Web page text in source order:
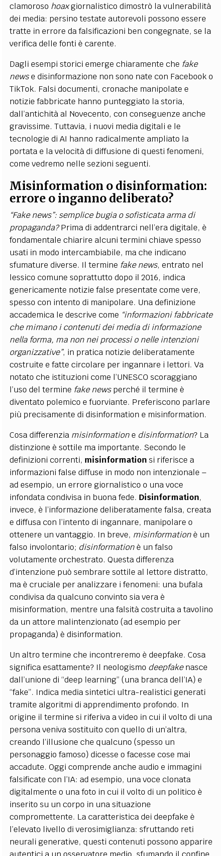
clamoroso hoaxgiornalistico dimostrò la vulnerabilità
dei media: persino testate autorevoli possono essere
tratte in errore da falsificazioni ben congegnate, se la
verifica delle fonti è carente.
Dagli esempi storici emerge chiaramente che fake
newse disinformazione non sono nate con Facebook o
TikTok. Falsi documenti, cronache manipolate e
notizie fabbricate hanno punteggiato la storia,
dall’antichità al Novecento, con conseguenze anche
gravissime. Tuttavia, i nuovi media digitali e le
tecnologie di AI hanno radicalmente ampliato la
portata e la velocità di diffusione di questi fenomeni,
come vedremo nelle sezioni seguenti.
Misinformation o disinformation:
errore o inganno deliberato?
“Fake news”: semplice bugia o sofisticata arma di
propaganda?Prima di addentrarci nell’era digitale, è
fondamentale chiarire alcuni termini chiave spesso
usati in modo intercambiabile, ma che indicano
sfumature diverse. Il termine fake news, entrato nel
lessico comune soprattutto dopo il 2016, indica
genericamente notizie false presentate come vere,
spesso con intento di manipolare. Una definizione
accademica le descrive come “informazioni fabbricate
che mimano i contenuti dei media di informazione
nella forma, ma non nei processi o nelle intenzioni
organizzative”, in pratica notizie deliberatamente
costruite e fatte circolare per ingannare i lettori. Va
notato che istituzioni come l’UNESCO scoraggiano
l’uso del termine fake newsperché il termine è
diventato polemico e fuorviante​. Preferiscono parlare
più precisamente di disinformation e misinformation.
Cosa differenzia misinformatione disinformation? La
distinzione è sottile ma importante. Secondo le
definizioni correnti, misinformationsi riferisce a
informazioni false diffuse in modo non intenzionale –
ad esempio, un errore giornalistico o una voce
infondata condivisa in buona fede. Disinformation,
invece, è l’informazione deliberatamente falsa, creata
e diffusa con l’intento di ingannare, manipolare o
ottenere un vantaggio​. In breve, misinformationè un
falso involontario; disinformationè un falso
volutamente orchestrato. Questa differenza
d’intenzione può sembrare sottile al lettore distratto,
ma è cruciale per analizzare i fenomeni: una bufala
condivisa da qualcuno convinto sia vera è
misinformation, mentre una falsità costruita a tavolino
da un attore malintenzionato (ad esempio per
propaganda) è disinformation.
Un altro termine che incontreremo è deepfake. Cosa
significa esattamente? Il neologismo deepfakenasce
dall’unione di “deep learning” (una branca dell’IA) e
“fake”. Indica media sintetici ultra-realistici generati
tramite algoritmi di apprendimento profondo. In
origine il termine si riferiva a video in cui il volto di una
persona veniva sostituito con quello di un’altra,
creando l’illusione che qualcuno (spesso un
personaggio famoso) dicesse o facesse cose mai
accadute. Oggi comprende anche audio e immagini
falsificate con l’IA: ad esempio, una voce clonata
digitalmente o una foto in cui il volto di un politico è
inserito su un corpo in una situazione
compromettente. La caratteristica dei deepfake è
l’elevato livello di verosimiglianza: sfruttando reti
neurali generative, questi contenuti possono apparire